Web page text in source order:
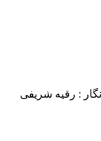
: رقیه شریفی